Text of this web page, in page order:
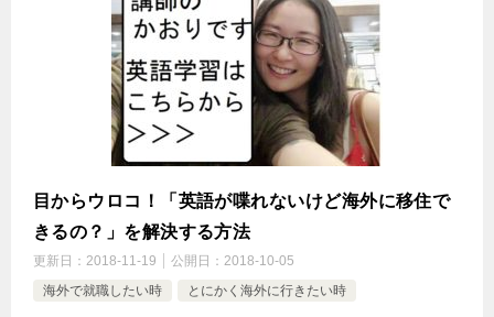
目からウロコ！「英語が喋れないけど海外に移住で
きるの？」を解決する方法
更新日： 2018-11-19 公開日： 2018-10-05
海外で就職したい時
とにかく海外に行きたい時